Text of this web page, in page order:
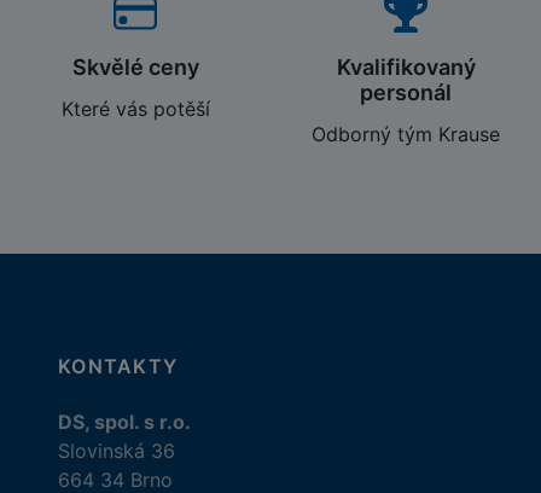
Skvělé ceny
Které vás potěší
Kvalifikovaný
personál
Odborný tým Krause
KONTAKTY
DS, spol. s r.o.
Slovinská 36
664 34 Brno